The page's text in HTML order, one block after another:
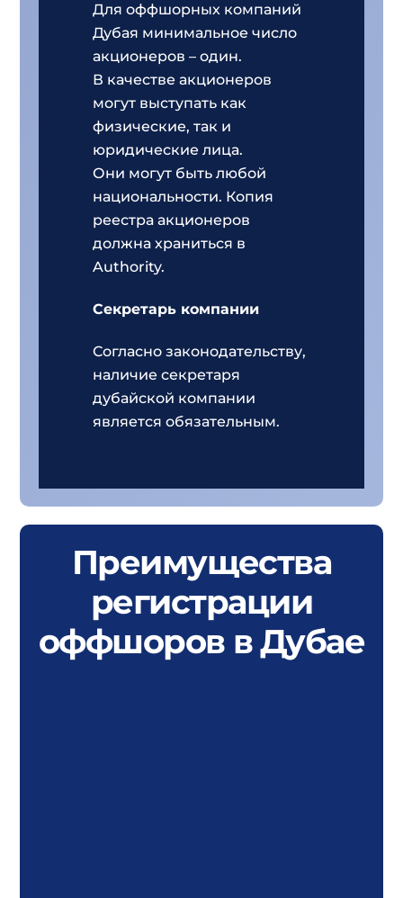
Для оффшорных компаний
Дубая минимальное число
акционеров – один.
В качестве акционеров
могут выступать как
физические, так и
юридические лица.
Они могут быть любой
национальности. Копия
реестра акционеров
должна храниться в
Authority.
Секретарь компании
Согласно законодательству,
наличие секретаря
дубайской компании
является обязательным.
Преимущества
регистрации
оффшоров в Дубае